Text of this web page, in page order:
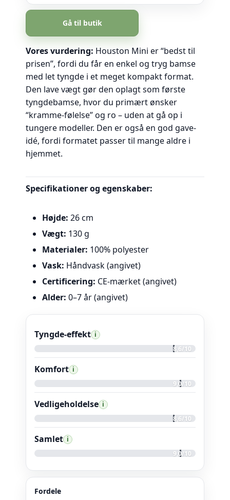
Gå til butik
Vores vurdering: Houston Mini er “bedst til
prisen”, fordi du får en enkel og tryg bamse
med let tyngde i et meget kompakt format.
Den lave vægt gør den oplagt som første
tyngdebamse, hvor du primært ønsker
“kramme-følelse” og ro – uden at gå op i
tungere modeller. Den er også en god gave-
idé, fordi formatet passer til mange aldre i
hjemmet.
Specifikationer og egenskaber:
Højde: 26 cm
Vægt: 130 g
Materialer: 100% polyester
Vask: Håndvask (angivet)
Certificering: CE-mærket (angivet)
Alder: 0–7 år (angivet)
Tyngde-effekt i
8,6/10
Komfort i
9,0/10
Vedligeholdelse i
8,6/10
Samlet i
9,0/10
Fordele